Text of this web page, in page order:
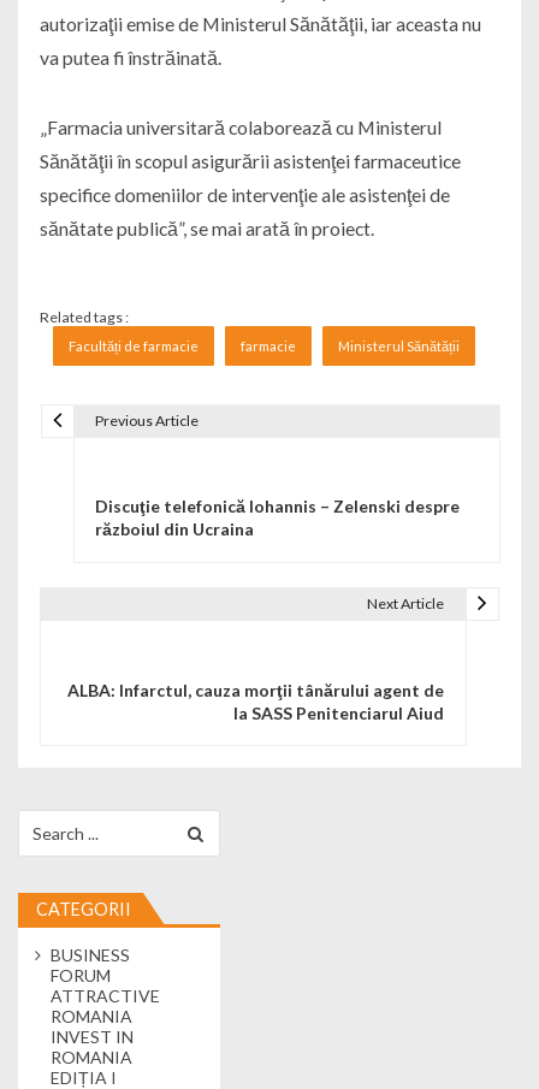
autorizaţii emise de Ministerul Sănătăţii, iar aceasta nu
va putea fi înstrăinată.
„Farmacia universitară colaborează cu Ministerul
Sănătăţii în scopul asigurării asistenţei farmaceutice
specifice domeniilor de intervenţie ale asistenţei de
sănătate publică”, se mai arată în proiect.
Related tags :
Facultăți de farmacie farmacie Ministerul Sănătății
Previous Article
Discuţie telefonică Iohannis – Zelenski despre
războiul din Ucraina
Next Article
ALBA: Infarctul, cauza morţii tânărului agent de
la SASS Penitenciarul Aiud
CATEGORII
BUSINESS
FORUM
ATTRACTIVE
ROMANIA
INVEST IN
ROMANIA
EDIȚIA I